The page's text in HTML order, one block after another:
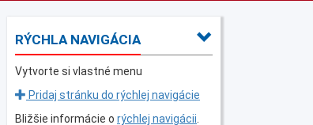
RÝCHLA NAVIGÁCIA
Vytvorte si vlastné menu
Pridaj stránku do rýchlej navigácie
Bližšie informácie o rýchlej navigácii